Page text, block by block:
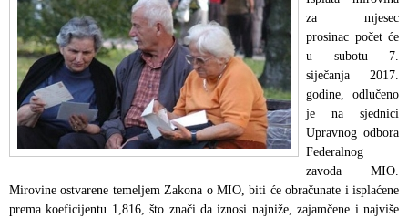
za mjesec
prosinac počet će
u subotu 7.
siječanja 2017.
godine, odlučeno
je na sjednici
Upravnog odbora
Federalnog
zavoda MIO.
Mirovine ostvarene temeljem Zakona o MIO, biti će obračunate i isplaćene
prema koeficijentu 1,816, što znači da iznosi najniže, zajamčene i najviše